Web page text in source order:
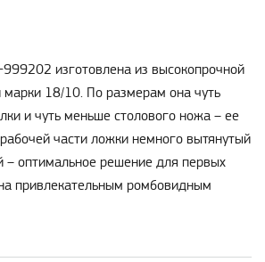
изготовлена из высокопрочной
18/10. По размерам она чуть
и чуть меньше столового ножа – ее
части ложки немного вытянутый
– оптимальное решение для первых
привлекательным ромбовидным